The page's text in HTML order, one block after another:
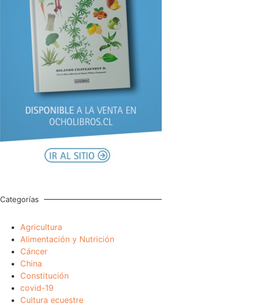
Categorías
Agricultura
Alimentación y Nutrición
Cáncer
China
Constitución
covid-19
Cultura ecuestre